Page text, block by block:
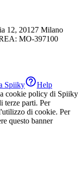
12, 20127 Milano
MO-397100
SpiikyHelp
cookie policy di Spiiky
terze parti. Per
di cookie. Per
questo banner